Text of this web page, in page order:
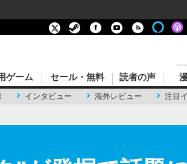
インタビュー 海外レビュー 注目
ゲーム セール・無料 読者の声